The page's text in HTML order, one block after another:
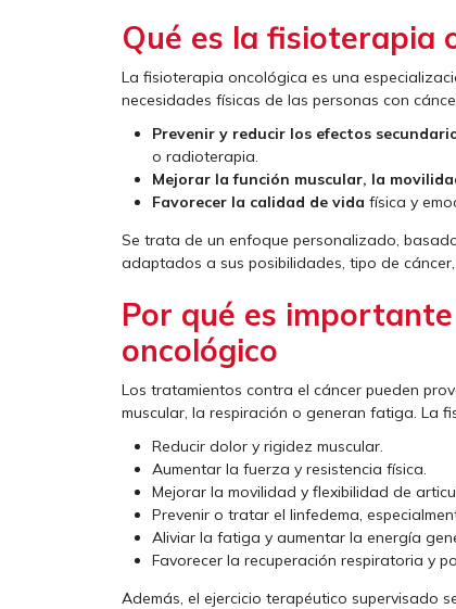
Qué es la fisioterapia
La fisioterapia oncológica es una
necesidades físicas de las personas con
Prevenir y reducir los efectos
o radioterapia.
Mejorar la función muscular, la
Favorecer la calidad de vida física y
Se trata de un enfoque personalizado,
adaptados a sus posibilidades, tipo de
Por qué es
oncológico
Los tratamientos contra el cáncer pueden
muscular, la respiración o generan fatiga. La
Reducir dolor y rigidez muscular.
Aumentar la fuerza y resistencia física.
Mejorar la movilidad y flexibilidad de
Prevenir o tratar el linfedema,
Aliviar la fatiga y aumentar la energía
Favorecer la recuperación respiratoria y
Además, el ejercicio terapéutico supervisado